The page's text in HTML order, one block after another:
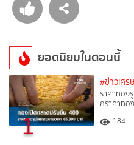
ยอดนิยมในตอนนี้
1
#ข่าวเศ
ราคาทอง
กราคาทอ
184